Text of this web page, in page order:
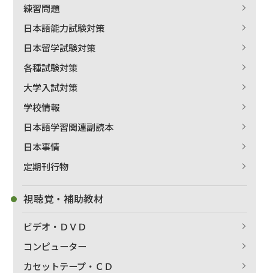
練習問題
日本語能力試験対策
日本留学試験対策
各種試験対策
大学入試対策
学校情報
日本語学習関連副読本
日本事情
定期刊行物
視聴覚・補助教材
ビデオ・ＤＶＤ
コンピューター
カセットテープ・ＣＤ